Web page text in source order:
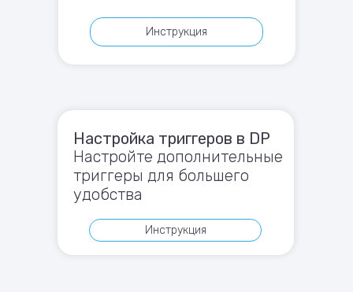
Настройте дополнительные
триггеры для большего
удобства
Настройка триггеров в DP
Инструкция
Инструкция